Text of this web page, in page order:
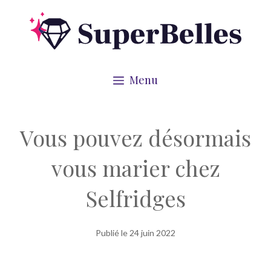
Menu
Vous pouvez désormais
vous marier chez
Selfridges
Publié le 24 juin 2022